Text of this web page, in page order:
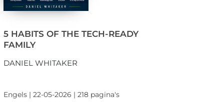
5 HABITS OF THE TECH-READY
FAMILY
DANIEL WHITAKER
Engels | 22-05-2026 | 218 pagina's